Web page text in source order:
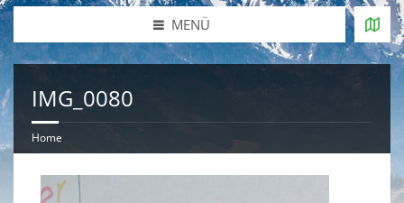
MENÜ
IMG_0080
Home